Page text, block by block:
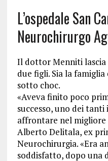
L’ospedale San
Neurochirurgo
Il dottor Menniti lascia
due figli. Sia la
sotto choc.
«Aveva finito poco
successo, uno dei
affrontare nel migliore
Alberto Delitala, ex
Neurochirurgia. «Era
soddisfatto, dopo una